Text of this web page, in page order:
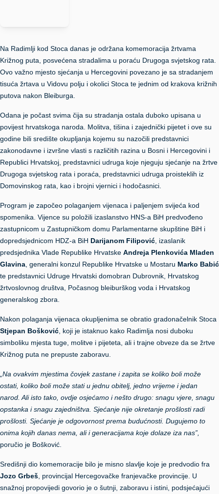
Na Radimlji kod Stoca danas je održana komemoracija žrtvama
Križnog puta, posvećena stradalima u poraću Drugoga svjetskog rata.
Ovo važno mjesto sjećanja u Hercegovini povezano je sa stradanjem
tisuća žrtava u Vidovu polju i okolici Stoca te jednim od krakova križnih
putova nakon Bleiburga.
Odana je počast svima čija su stradanja ostala duboko upisana u
povijest hrvatskoga naroda. Molitva, tišina i zajednički pijetet i ove su
godine bili središte okupljanja kojemu su nazočili predstavnici
zakonodavne i izvršne vlasti s različitih razina u Bosni i Hercegovini i
Republici Hrvatskoj, predstavnici udruga koje njeguju sjećanje na žrtve
Drugoga svjetskog rata i poraća, predstavnici udruga proisteklih iz
Domovinskog rata, kao i brojni vjernici i hodočasnici.
Program je započeo polaganjem vijenaca i paljenjem svijeća kod
spomenika. Vijence su položili izaslanstvo HNS-a BiH predvođeno
zastupnicom u Zastupničkom domu Parlamentarne skupštine BiH i
dopredsjednicom HDZ-a BiH Darijanom Filipović , izaslanik
predsjednika Vlade Republike Hrvatske Andreja Plenkovića Mladen
Glavina , generalni konzul Republike Hrvatske u Mostaru Marko Babić
te predstavnici Udruge Hrvatski domobran Dubrovnik, Hrvatskog
žrtvoslovnog društva, Počasnog bleiburškog voda i Hrvatskog
generalskog zbora.
Nakon polaganja vijenaca okupljenima se obratio gradonačelnik Stoca
Stjepan Bošković , koji je istaknuo kako Radimlja nosi duboku
simboliku mjesta tuge, molitve i pijeteta, ali i trajne obveze da se žrtve
Križnog puta ne prepuste zaboravu.
„Na ovakvim mjestima čovjek zastane i zapita se koliko boli može
ostati, koliko boli može stati u jednu obitelj, jedno vrijeme i jedan
narod. Ali isto tako, ovdje osjećamo i nešto drugo: snagu vjere, snagu
opstanka i snagu zajedništva. Sjećanje nije okretanje prošlosti radi
prošlosti. Sjećanje je odgovornost prema budućnosti. Dugujemo to
onima kojih danas nema, ali i generacijama koje dolaze iza nas”,
poručio je Bošković.
Središnji dio komemoracije bilo je misno slavlje koje je predvodio fra
Jozo Grbeš , provincijal Hercegovačke franjevačke provincije. U
snažnoj propovijedi govorio je o šutnji, zaboravu i istini, podsjećajući